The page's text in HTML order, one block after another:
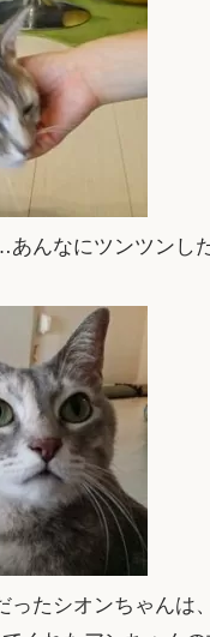
んなにツンツンし
たシオンちゃんは、